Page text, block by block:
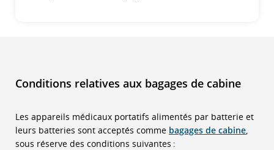
Conditions relatives aux bagages de cabine
Les appareils médicaux portatifs alimentés par batterie et
leurs batteries sont acceptés comme bagages de cabine,
sous réserve des conditions suivantes :